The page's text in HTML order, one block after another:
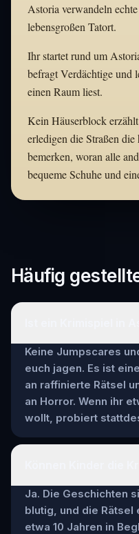
Astoria verwandeln
lebensgroßen Tatort.
Ihr startet rund um
befragt Verdächtige und
einen Raum liest.
Kein Häuserblock
erledigen die Straßen
bemerken, woran alle
bequeme Schuhe und
Häufig
Keine Jumpscares
euch jagen. Es ist
an raffinierte Rätsel
an Horror. Wenn ihr
wollt, probiert
Ja. Die Geschichten
blutig, und die Rätsel
etwa 10 Jahren in